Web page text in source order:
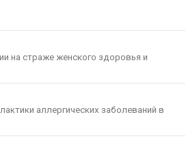
на страже женского здоровья и
аллергических заболеваний в